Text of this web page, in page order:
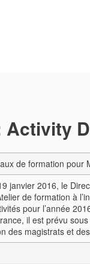
Activity
de formation pour
janvier 2016, le
de formation à
pour l’année
il est prévu
des magistrats et